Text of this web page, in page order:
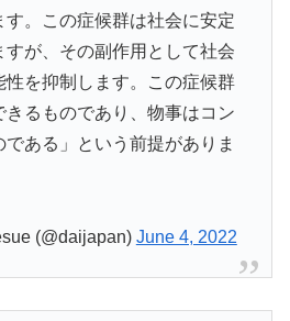
。この症候群は社会に安定
すが、その副作用として社会
を抑制します。この症候群
きるものであり、物事はコン
である」という前提がありま
(@daijapan) June 4, 2022